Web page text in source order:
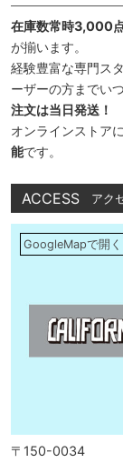
在庫数常時3,000
が揃います。
経験豊富な専門ス
ーザーの方までい
注文は当日発送！
オンラインストア
能です。
ACCESS アク
GoogleMapで開く
〒150-0034